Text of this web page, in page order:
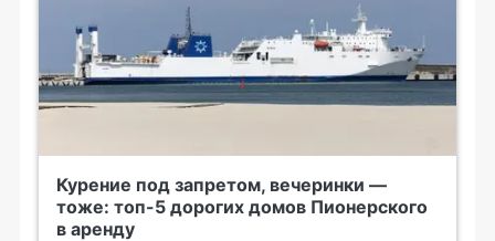
Курение под запретом, вечеринки —
тоже: топ-5 дорогих домов Пионерского
в аренду